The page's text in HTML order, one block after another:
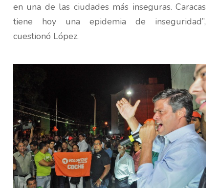
en una de las ciudades más inseguras. Caracas
tiene hoy una epidemia de inseguridad”,
cuestionó López.